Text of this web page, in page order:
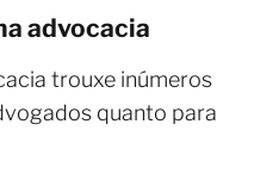
advocacia
trouxe inúmeros
quanto para